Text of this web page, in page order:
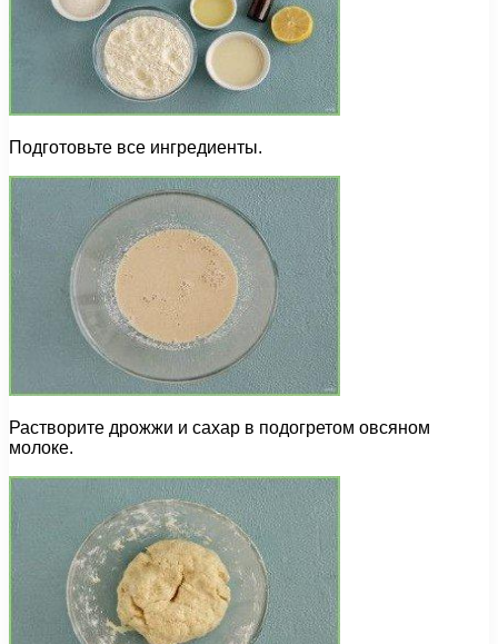
Подготовьте все ингредиенты.
Растворите дрожжи и сахар в подогретом овсяном
молоке.